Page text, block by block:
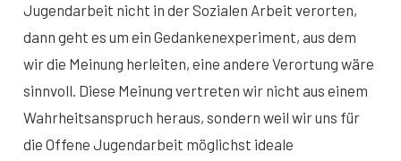
Jugendarbeit nicht in der Sozialen Arbeit verorten,
dann geht es um ein Gedankenexperiment, aus dem
wir die Meinung herleiten, eine andere Verortung wäre
sinnvoll. Diese Meinung vertreten wir nicht aus einem
Wahrheitsanspruch heraus, sondern weil wir uns für
die Offene Jugendarbeit möglichst ideale